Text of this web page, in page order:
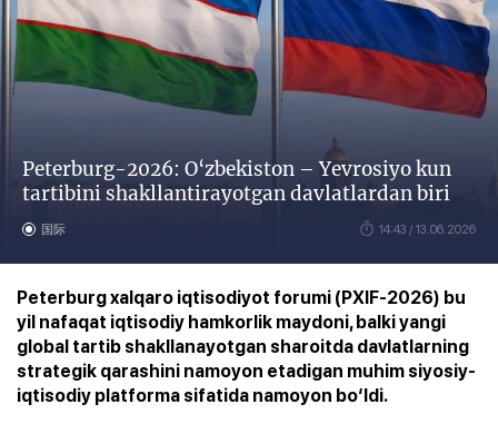
Peterburg-2026: O‘zbekiston – Yevrosiyo kun
tartibini shakllantirayotgan davlatlardan biri
国际 14:43 / 13.06.2026
Peterburg xalqaro iqtisodiyot forumi (PXIF-2026) bu
yil nafaqat iqtisodiy hamkorlik maydoni, balki yangi
global tartib shakllanayotgan sharoitda davlatlarning
strategik qarashini namoyon etadigan muhim siyosiy-
iqtisodiy platforma sifatida namoyon bo‘ldi.